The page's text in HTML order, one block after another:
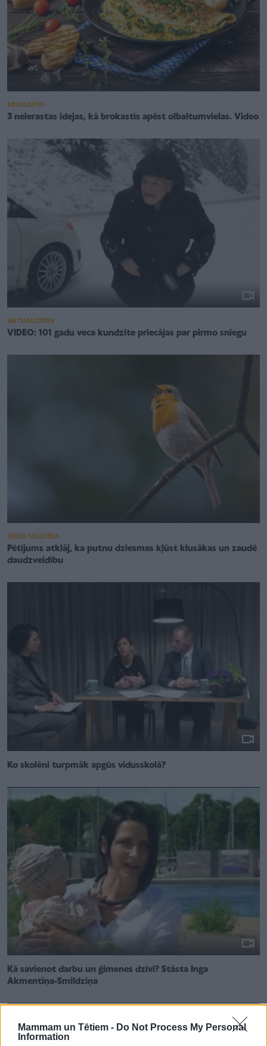
Mammam un Tētiem - Do Not Process My Personal
Information
BROKASTIS
3 neierastas idejas, kā brokastīs apēst olbaltumvielas. Video
AKTUALITĀTES
VIDEO: 101 gadu veca kundzīte priecājas par pirmo sniegu
VIDES IZGLĪTĪBA
Pētījums atklāj, ka putnu dziesmas kļūst klusākas un zaudē
daudzveidību
Ko skolēni turpmāk apgūs vidusskolā?
Kā savienot darbu un ģimenes dzīvi? Stāsta Inga
Akmentiņa-Smildziņa